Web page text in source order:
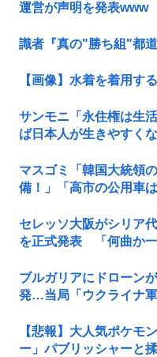
運営が声明を発表www
識者『真の"勝ち組"都
【画像】水着を着用す
サンモニ「永住権は生
ば日本人が生きやすく
マスゴミ「韓国大統領
備！」「高市の公用車
セレッソ大阪がシリア
を正式発表 「何曲か
ブルガリアにドローン
発…当局「ウクライナ
【悲報】大人気ポケモ
ー」パブリッシャーと